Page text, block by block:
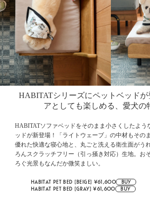
HABITATシリーズにペットベッドが
アとしても楽しめる、愛犬の
HABITATソファベッドをそのまま小さくしたよう
ッドが新登場！「ライトウェーブ」の中材もその
優れた快適な寝心地と、丸ごと洗える衛生面がう
ろんスクラッチフリー（引っ掻き対応）生地。お
ろぐ光景もなんだか微笑ましい。
HABITAT PET BED [BEIGE] ¥61,600
BUY
HABITAT PET BED [GRAY] ¥61,600
BUY